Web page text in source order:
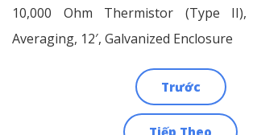
10,000 Ohm Thermistor (Type II),
Averaging, 12′, Galvanized Enclosure
Trước